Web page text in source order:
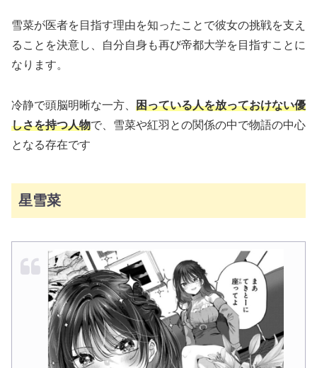
雪菜が医者を目指す理由を知ったことで彼女の挑戦を支え
ることを決意し、自分自身も再び帝都大学を目指すことに
なります。
冷静で頭脳明晰な一方、 困っている人を放っておけない優
しさを持つ人物で、雪菜や紅羽との関係の中で物語の中心
となる存在です
星雪菜